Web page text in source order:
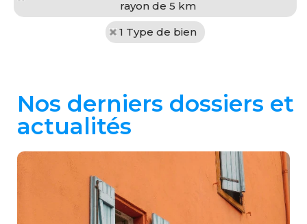
rayon de 5 km
1 Type de bien
Nos derniers dossiers et
actualités